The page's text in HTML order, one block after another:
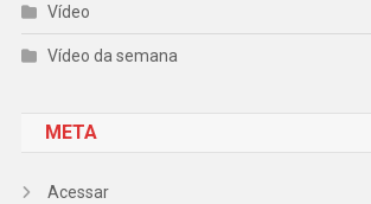
Vídeo
Vídeo da semana
META
Acessar